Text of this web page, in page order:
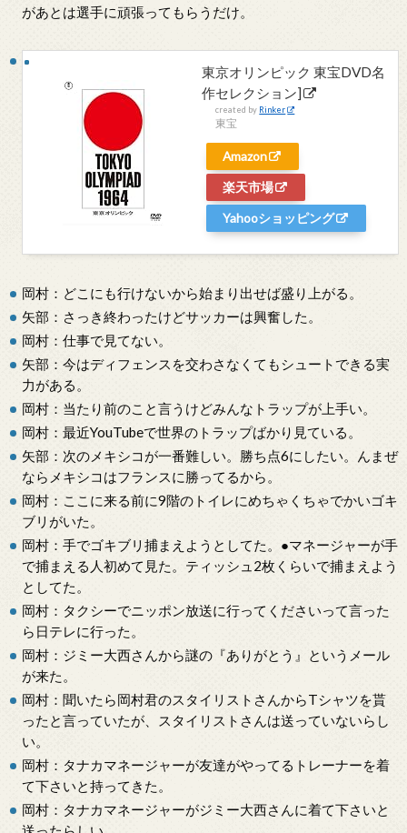
があとは選手に頑張ってもらうだけ。
東京オリンピック 東宝DVD名
作セレクション]
created by Rinker
東宝
Amazon
楽天市場
Yahooショッピング
岡村：どこにも行けないから始まり出せば盛り上がる。
矢部：さっき終わったけどサッカーは興奮した。
岡村：仕事で見てない。
矢部：今はディフェンスを交わさなくてもシュートできる実
力がある。
岡村：当たり前のこと言うけどみんなトラップが上手い。
岡村：最近YouTubeで世界のトラップばかり見ている。
矢部：次のメキシコが一番難しい。勝ち点6にしたい。んまぜ
ならメキシコはフランスに勝ってるから。
岡村：ここに来る前に9階のトイレにめちゃくちゃでかいゴキ
ブリがいた。
岡村：手でゴキブリ捕まえようとしてた。●マネージャーが手
で捕まえる人初めて見た。ティッシュ2枚くらいで捕まえよう
としてた。
岡村：タクシーでニッポン放送に行ってくださいって言った
ら日テレに行った。
岡村：ジミー大西さんから謎の『ありがとう』というメール
が来た。
岡村：聞いたら岡村君のスタイリストさんからTシャツを貰
ったと言っていたが、スタイリストさんは送っていないらし
い。
岡村：タナカマネージャーが友達がやってるトレーナーを着
て下さいと持ってきた。
岡村：タナカマネージャーがジミー大西さんに着て下さいと